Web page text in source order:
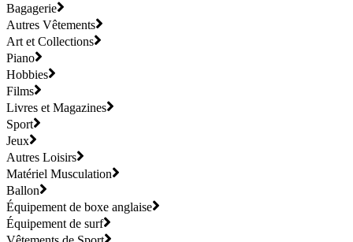
Bagagerie
Autres Vêtements
Art et Collections
Piano
Hobbies
Films
Livres et Magazines
Sport
Jeux
Autres Loisirs
Matériel Musculation
Ballon
Équipement de boxe anglaise
Équipement de surf